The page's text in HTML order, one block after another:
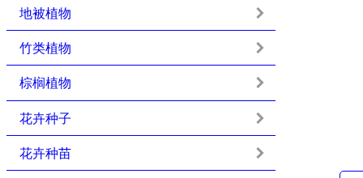
地被植物
竹类植物
棕榈植物
花卉种子
花卉种苗